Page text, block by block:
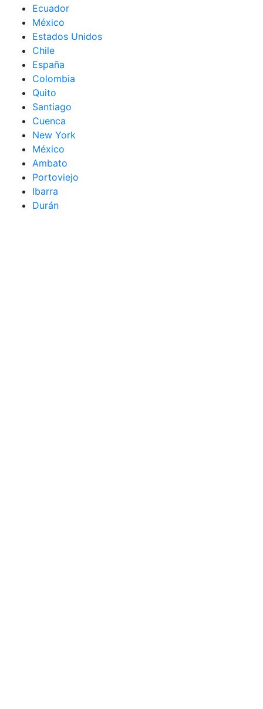
Ecuador
México
Estados Unidos
Chile
España
Colombia
Quito
Santiago
Cuenca
New York
México
Ambato
Portoviejo
Ibarra
Durán